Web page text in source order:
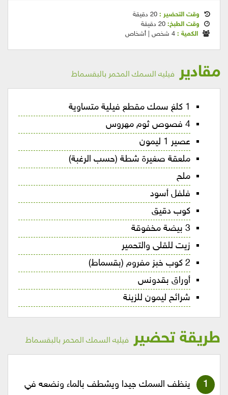
وقت التحضير : 20 دقيقة
وقت الطبخ: 20 دقيقة
الكمية : 4 شخص | أشخاص
مقادير فيليه السمك المحمر بالبقسماط
1 كلغ سمك مقطع فيلية متساوية
4 فصوص ثوم مهروس
عصير 1 ليمون
ملعقة صغيرة شطة (حسب الرغبة)
ملح
فلفل أسود
كوب دقيق
3 بيضة مخفوقة
زيت للقلى والتحمير
2 كوب خبز مفروم (بقسماط)
أوراق بقدونس
شرائح ليمون للزينة
طريقة تحضير فيليه السمك المحمر بالبقسماط
ينظف السمك جيدا ويشطف بالماء ونضعه في